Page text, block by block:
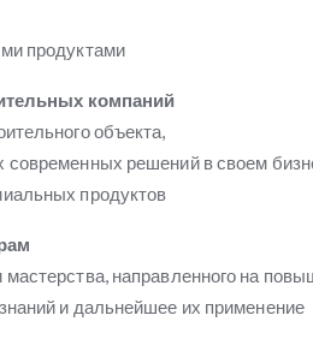
продуктами
компаний
объекта,
современных решений в своем
продуктов
направленного на
и дальнейшее их применение